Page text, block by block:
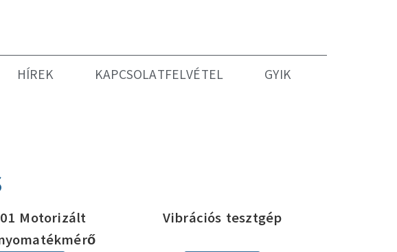
HÍREK KAPCSOLATFELVÉTEL GYIK
01 Motorizált
Vibrációs tesztgép